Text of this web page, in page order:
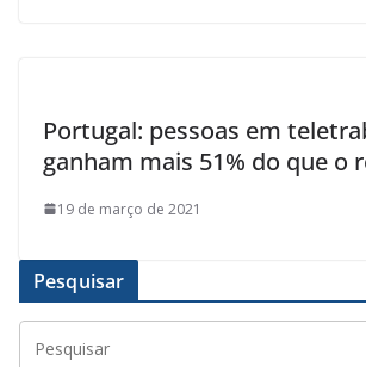
Portugal: pessoas em
ganham mais 51% do que o
19 de março de 2021
Pesquisar